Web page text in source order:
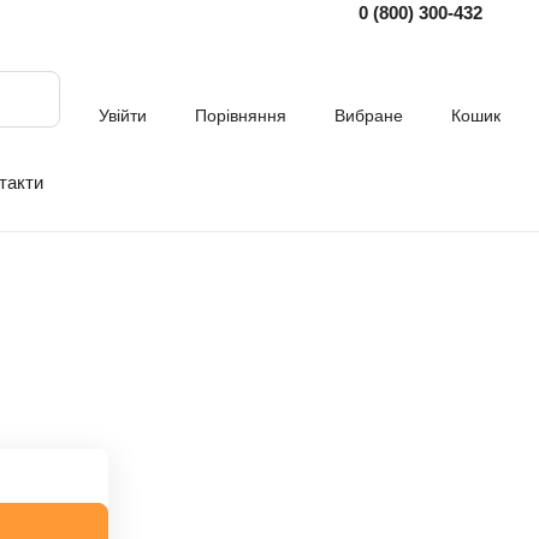
0 (800) 300-432
Увійти Порівняння Вибране Кошик